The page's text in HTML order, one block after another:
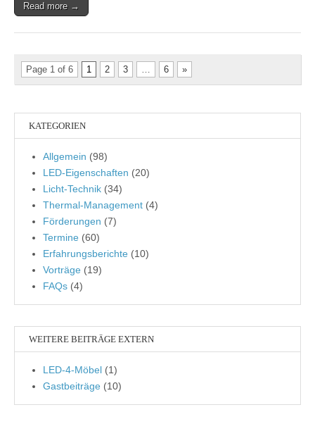
Read more →
Page 1 of 6 1 2 3 … 6 »
KATEGORIEN
Allgemein (98)
LED-Eigenschaften (20)
Licht-Technik (34)
Thermal-Management (4)
Förderungen (7)
Termine (60)
Erfahrungsberichte (10)
Vorträge (19)
FAQs (4)
WEITERE BEITRÄGE EXTERN
LED-4-Möbel (1)
Gastbeiträge (10)